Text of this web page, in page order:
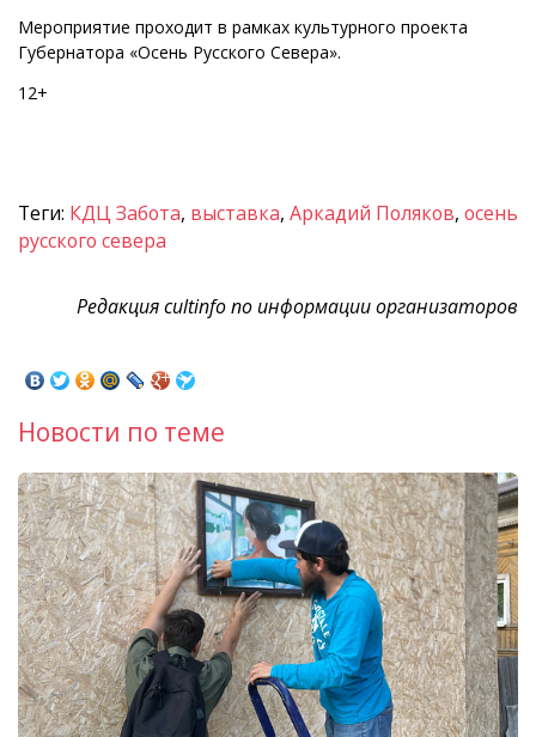
Мероприятие проходит в рамках культурного проекта
Губернатора «Осень Русского Севера».
12+
Теги: КДЦ Забота, выставка, Аркадий Поляков, осень
русского севера
Редакция cultinfo по информации организаторов
Новости по теме